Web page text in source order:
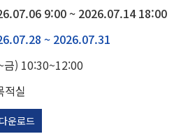
9:00 ~ 2026.07.14 18:00
~ 2026.07.31
금) 10:30~12:00
적실
다운로드